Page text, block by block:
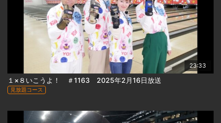
23:33
１×８いこうよ！ ＃1163 2025年2月16日放送
見放題コース